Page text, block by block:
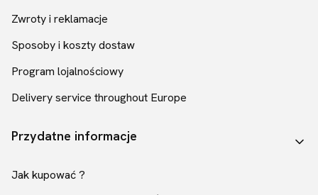
Zwroty i reklamacje
Sposoby i koszty dostaw
Program lojalnościowy
Delivery service throughout Europe
Przydatne informacje
Jak kupować ?